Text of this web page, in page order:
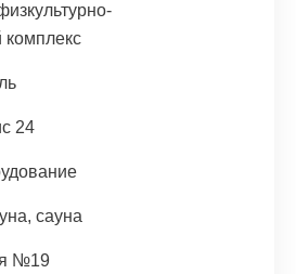
комплекс
24
сауна
№19